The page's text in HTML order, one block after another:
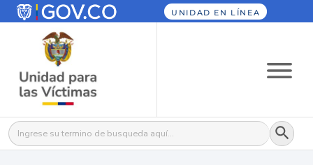
UNIDAD EN LÍNEA
Buscar: Botón